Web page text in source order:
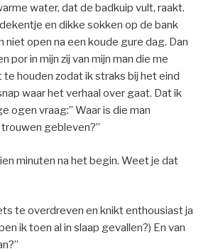
water, dat de badkuip vult, raakt.
en dikke sokken op de bank
niet open na een koude gure dag. Dan
por in mijn zij van mijn man die me
houden zodat ik straks bij het eind
waar het verhaal over gaat. Dat ik
ogen vraag:” Waar is die man
gebleven?”
minuten na het begin. Weet je dat
te overdreven en knikt enthousiast ja
ik toen al in slaap gevallen?) En van